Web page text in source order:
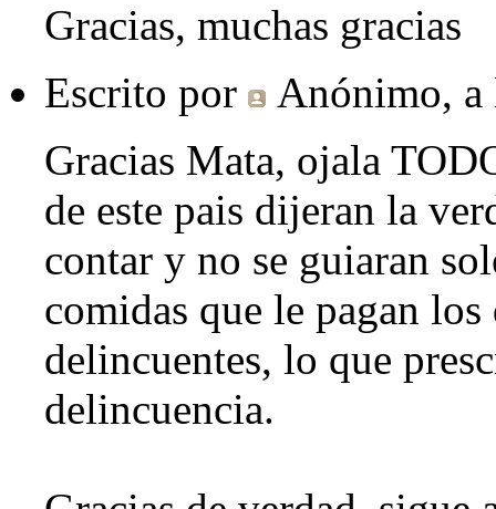
Gracias, muchas gracias
Escrito por
Anónimo,
Gracias Mata, ojala
de este pais dijeran la
contar y no se guiaran
comidas que le pagan
delincuentes, lo que
delincuencia.